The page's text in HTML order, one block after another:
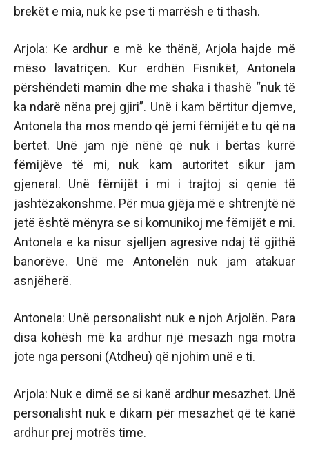
brekët e mia, nuk ke pse ti marrësh e ti thash.
Arjola: Ke ardhur e më ke thënë, Arjola hajde më
mëso lavatriçen. Kur erdhën Fisnikët, Antonela
përshëndeti mamin dhe me shaka i thashë “nuk të
ka ndarë nëna prej gjiri”. Unë i kam bërtitur djemve,
Antonela tha mos mendo që jemi fëmijët e tu që na
bërtet. Unë jam një nënë që nuk i bërtas kurrë
fëmijëve të mi, nuk kam autoritet sikur jam
gjeneral. Unë fëmijët i mi i trajtoj si qenie të
jashtëzakonshme. Për mua gjëja më e shtrenjtë në
jetë është mënyra se si komunikoj me fëmijët e mi.
Antonela e ka nisur sjelljen agresive ndaj të gjithë
banorëve. Unë me Antonelën nuk jam atakuar
asnjëherë.
Antonela: Unë personalisht nuk e njoh Arjolën. Para
disa kohësh më ka ardhur një mesazh nga motra
jote nga personi (Atdheu) që njohim unë e ti.
Arjola: Nuk e dimë se si kanë ardhur mesazhet. Unë
personalisht nuk e dikam për mesazhet që të kanë
ardhur prej motrës time.